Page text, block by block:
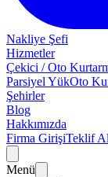
Nakliye Şefi
Hizmetler
Çekici / Oto
Parsiyel YükOto
Şehirler
Blog
Hakkımızda
Firma GirişiTeklif Al
Menü